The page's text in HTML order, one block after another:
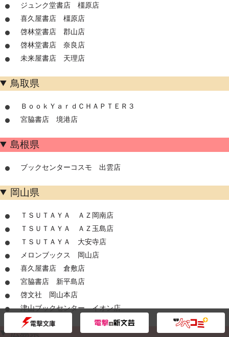
ジュンク堂書店 橿原店
喜久屋書店 橿原店
啓林堂書店 郡山店
啓林堂書店 奈良店
未来屋書店 天理店
鳥取県
ＢｏｏｋＹａｒｄＣＨＡＰＴＥＲ３
宮脇書店 境港店
島根県
ブックセンターコスモ 出雲店
岡山県
ＴＳＵＴＡＹＡ ＡＺ岡南店
ＴＳＵＴＡＹＡ ＡＺ玉島店
ＴＳＵＴＡＹＡ 大安寺店
メロンブックス 岡山店
喜久屋書店 倉敷店
宮脇書店 新平島店
啓文社 岡山本店
津山ブックセンター イオン店
広島県